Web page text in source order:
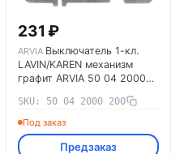
231 ₽
ARVIA Выключатель 1-кл.
LAVIN/KAREN механизм
графит ARVIA 50 04 2000
SKU: 50 04 2000 200
Под заказ
Предзаказ